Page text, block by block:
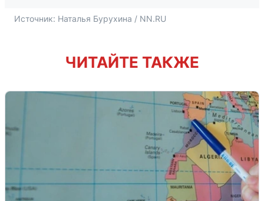
Источник: Наталья Бурухина / NN.RU
ЧИТАЙТЕ ТАКЖЕ